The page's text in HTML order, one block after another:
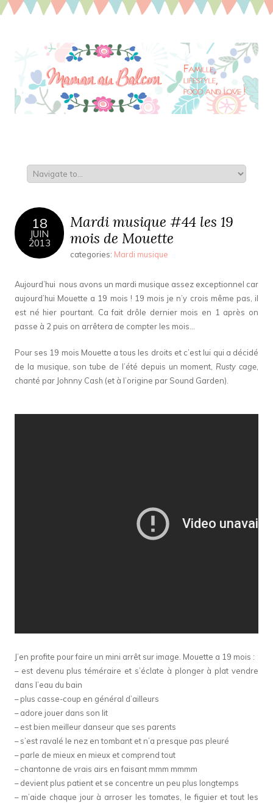
18
JUIN
2013
Mardi musique #44 les 19
mois de Mouette
categories: Mardi musique
Aujourd’hui nous avons un mardi musique assez exceptionnel car
aujourd’hui Mouette a 19 mois ! 19 mois je n’y crois même pas, il
est né hier pourtant. Ca fait drôle dernier mois en 1 après on
passe à 2 puis on arrêtera de compter les mois…
Pour ses 19 mois Mouette a tous les droits et c’est lui qui a décidé
de la musique, son tube de l’été depuis un moment, Rusty cage,
chanté par Johnny Cash (et à l’origine par Sound Garden).
J’en profite pour faire un mini arrêt sur image. Mouette a 19 mois :
– est devenu plus téméraire et s’éclate à plonger à plat vendre
dans l’eau du bain
– plus casse-coup en général d’ailleurs
– adore jouer dans son lit
– est bien meilleur danseur que ses parents
– s’est ravalé le nez en tombant et n’a presque pas pleuré
– parle de mieux en mieux et comprend tout
– chantonne de vrais airs en faisant mmm mmmm
– devient plus patient et se concentre un peu plus longtemps
– m’aide chaque jour à arroser les tomates, le figuier et tout les